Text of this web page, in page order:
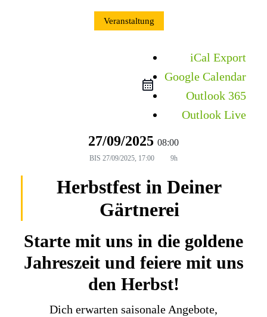
Veranstaltung
iCal Export
Google Calendar
Outlook 365
Outlook Live
27/09/2025 08:00
BIS 27/09/2025, 17:00 9h
Herbstfest in Deiner
Gärtnerei
Starte mit uns in die goldene
Jahreszeit und feiere mit uns
den Herbst!
Dich erwarten saisonale Angebote,